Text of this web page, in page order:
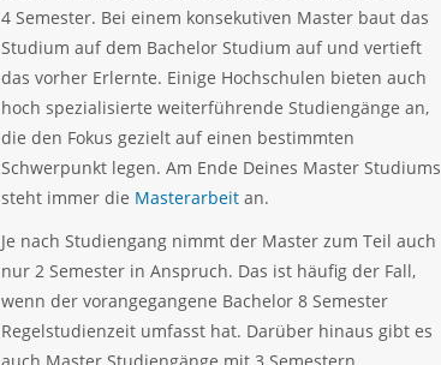
4 Semester. Bei einem konsekutiven Master baut das
Studium auf dem Bachelor Studium auf und vertieft
das vorher Erlernte. Einige Hochschulen bieten auch
hoch spezialisierte weiterführende Studiengänge an,
die den Fokus gezielt auf einen bestimmten
Schwerpunkt legen. Am Ende Deines Master Studiums
steht immer die Masterarbeit an.
Je nach Studiengang nimmt der Master zum Teil auch
nur 2 Semester in Anspruch. Das ist häufig der Fall,
wenn der vorangegangene Bachelor 8 Semester
Regelstudienzeit umfasst hat. Darüber hinaus gibt es